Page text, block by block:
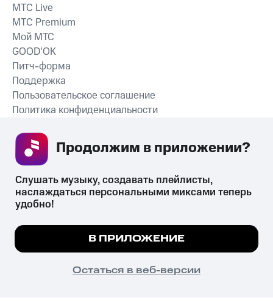
СКАЧАТЬ ПРИЛОЖЕНИЕ
MTС Live
MTС Premium
Мой МТС
GOOD’OK
Питч-форма
Поддержка
Пользовательское соглашение
Политика конфиденциальности
психотропных веществ, их аналогов причиняет вред здоровью,
их незаконный оборот запрещён и влечёт установленную
законодательством ответственность.
© 2026 ООО «КИОН».
Все права защищены
Мы используем куки, чтобы на сайте все
Подробнее
ПОНЯТНО
Слушать музыку, создавать плейлисты,
наслаждаться персональными миксами теперь
удобно!
В ПРИЛОЖЕНИЕ
Остаться в веб-версии